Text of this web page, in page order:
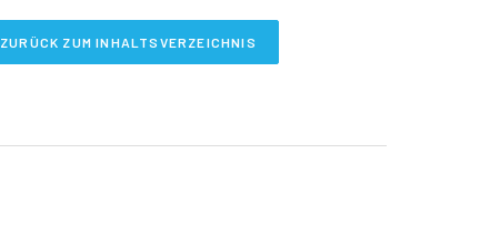
ZURÜCK ZUM INHALTSVERZEICHNIS